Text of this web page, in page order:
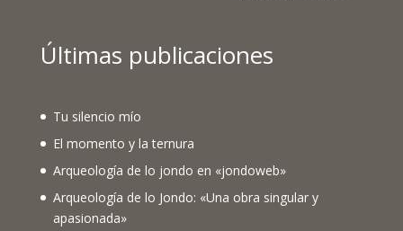
Últimas publicaciones
Tu silencio mío
El momento y la ternura
Arqueología de lo jondo en «jondoweb»
Arqueología de lo Jondo: «Una obra singular y
apasionada»